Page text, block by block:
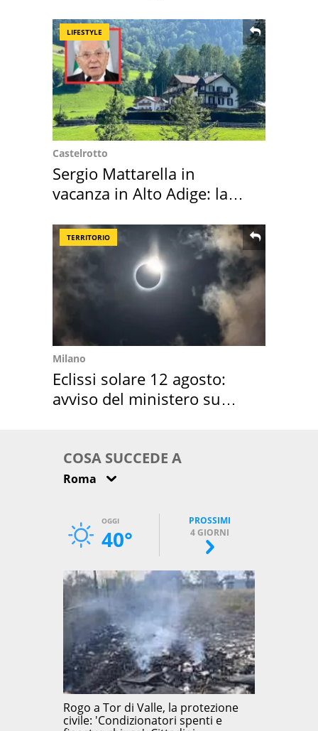
LIFESTYLE
Castelrotto
Sergio Mattarella in
vacanza in Alto Adige: la
TERRITORIO
Milano
Eclissi solare 12 agosto:
avviso del ministero su